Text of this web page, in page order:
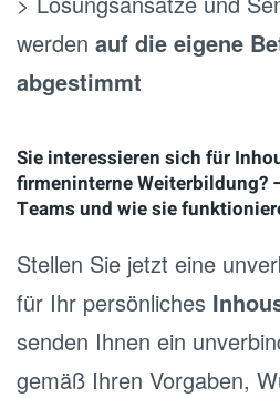
werden auf die eigene
abgestimmt
Sie interessieren sich für
firmeninterne Weiterbildung?
Teams und wie sie
Stellen Sie jetzt eine
für Ihr persönliches
senden Ihnen ein
gemäß Ihren Vorgaben,